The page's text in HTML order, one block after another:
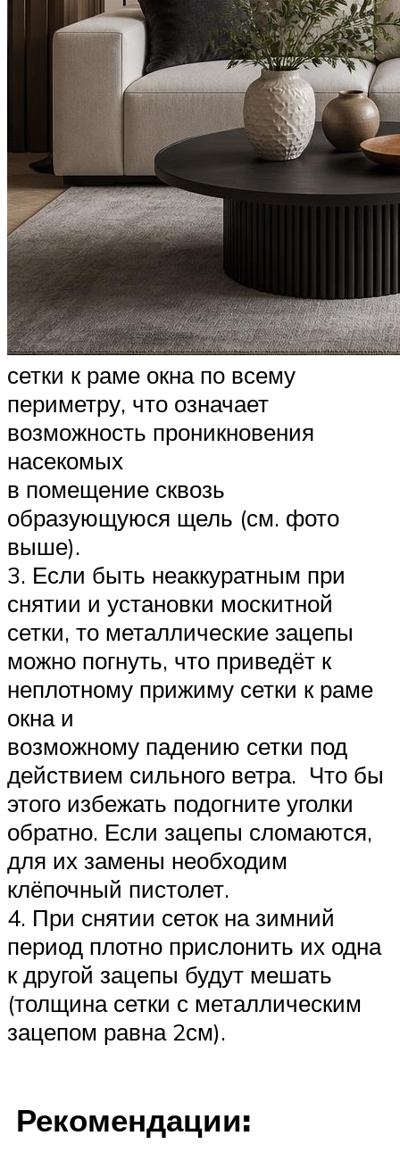
сетки к раме окна по всему
периметру, что означает
возможность проникновения
насекомых
в помещение сквозь
образующуюся щель (см. фото
выше).
3. Если быть неаккуратным при
снятии и установки москитной
сетки, то металлические зацепы
можно погнуть, что приведёт к
неплотному прижиму сетки к раме
окна и
возможному падению сетки под
действием сильного ветра. Что бы
этого избежать подогните уголки
обратно. Если зацепы сломаются,
для их замены необходим
клёпочный пистолет.
4. При снятии сеток на зимний
период плотно прислонить их одна
к другой зацепы будут мешать
(толщина сетки с металлическим
зацепом равна 2см).
Рекомендации: